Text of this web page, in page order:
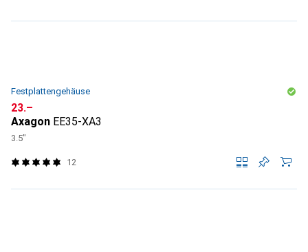
Festplattengehäuse
CHF
23.–
Axagon EE35-XA3
3.5"
12